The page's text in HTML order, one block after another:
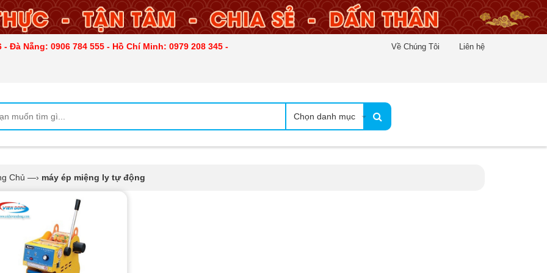
Đà Nẵng: 0906 784 555 - Hồ Chí Minh: 0979 208 345 - Về Chúng Tôi Liên hệ
Chọn danh mục
Chủ —› máy ép miệng ly tự động